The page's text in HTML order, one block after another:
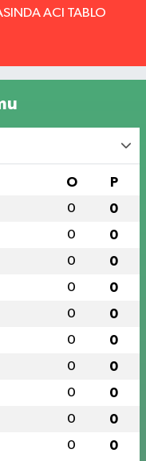
ACI TABLO
O P
0 0
0 0
0 0
0 0
0 0
0 0
0 0
0 0
0 0
0 0